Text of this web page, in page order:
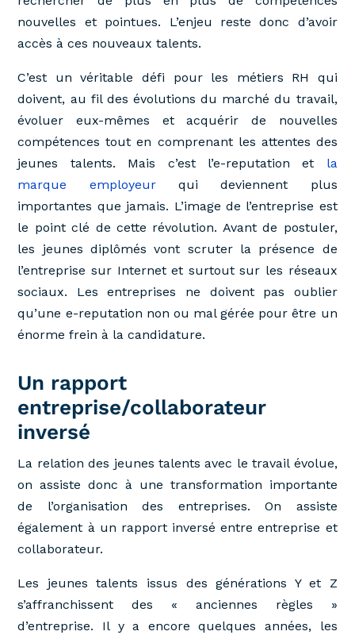
nouvelles et pointues. L’enjeu reste donc d’avoir
accès à ces nouveaux talents.
C’est un véritable défi pour les métiers RH qui
doivent, au fil des évolutions du marché du travail,
évoluer eux-mêmes et acquérir de nouvelles
compétences tout en comprenant les attentes des
jeunes talents. Mais c’est l’e-reputation et la
marque employeurqui deviennent plus
importantes que jamais. L’image de l’entreprise est
le point clé de cette révolution. Avant de postuler,
les jeunes diplômés vont scruter la présence de
l’entreprise sur Internet et surtout sur les réseaux
sociaux. Les entreprises ne doivent pas oublier
qu’une e-reputation non ou mal gérée pour être un
énorme frein à la candidature.
Un rapport
entreprise/collaborateur
inversé
La relation des jeunes talents avec le travail évolue,
on assiste donc à une transformation importante
de l’organisation des entreprises. On assiste
également à un rapport inversé entre entreprise et
collaborateur.
Les jeunes talents issus des générations Y et Z
s’affranchissent des « anciennes règles »
d’entreprise. Il y a encore quelques années, les